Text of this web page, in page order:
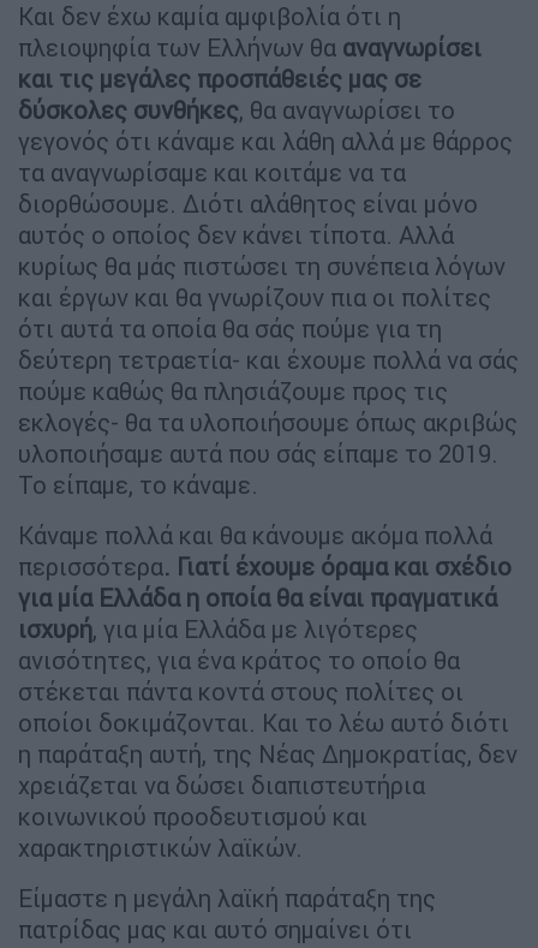
Και δεν έχω καμία αμφιβολία ότι η
πλειοψηφία των Ελλήνων θα αναγνωρίσει
και τις μεγάλες προσπάθειές μας σε
δύσκολες συνθήκες, θα αναγνωρίσει το
γεγονός ότι κάναμε και λάθη αλλά με θάρρος
τα αναγνωρίσαμε και κοιτάμε να τα
διορθώσουμε. Διότι αλάθητος είναι μόνο
αυτός ο οποίος δεν κάνει τίποτα. Αλλά
κυρίως θα μάς πιστώσει τη συνέπεια λόγων
και έργων και θα γνωρίζουν πια οι πολίτες
ότι αυτά τα οποία θα σάς πούμε για τη
δεύτερη τετραετία- και έχουμε πολλά να σάς
πούμε καθώς θα πλησιάζουμε προς τις
εκλογές- θα τα υλοποιήσουμε όπως ακριβώς
υλοποιήσαμε αυτά που σάς είπαμε το 2019.
Το είπαμε, το κάναμε.
Κάναμε πολλά και θα κάνουμε ακόμα πολλά
περισσότερα. Γιατί έχουμε όραμα και σχέδιο
για μία Ελλάδα η οποία θα είναι πραγματικά
ισχυρή, για μία Ελλάδα με λιγότερες
ανισότητες, για ένα κράτος το οποίο θα
στέκεται πάντα κοντά στους πολίτες οι
οποίοι δοκιμάζονται. Και το λέω αυτό διότι
η παράταξη αυτή, της Νέας Δημοκρατίας, δεν
χρειάζεται να δώσει διαπιστευτήρια
κοινωνικού προοδευτισμού και
χαρακτηριστικών λαϊκών.
Είμαστε η μεγάλη λαϊκή παράταξη της
πατρίδας μας και αυτό σημαίνει ότι